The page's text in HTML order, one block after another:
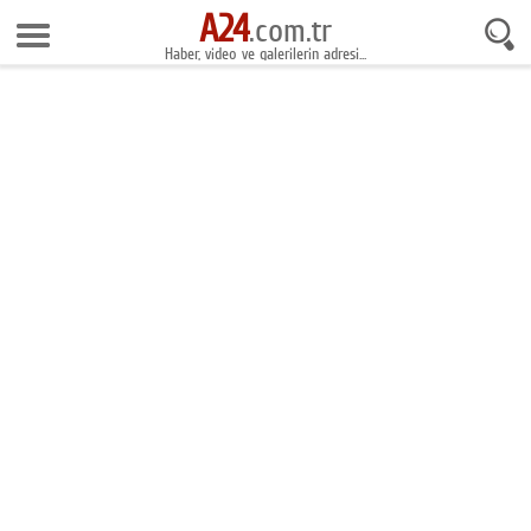
7 Ağustos 2026 16:59:03
Anasayfa
A24.com.tr
Haber, video ve galerilerin adresi...